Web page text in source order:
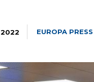
2022 EUROPA PRESS